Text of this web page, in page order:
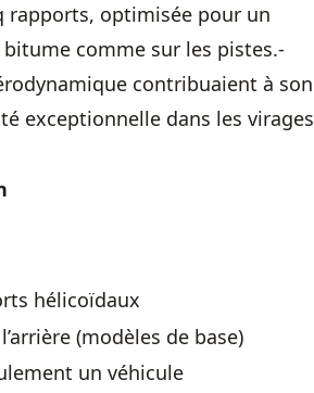
rapports, optimisée pour un
comme sur les pistes.-
contribuaient à son
exceptionnelle dans les virages
hélicoïdaux
(modèles de base)
un véhicule